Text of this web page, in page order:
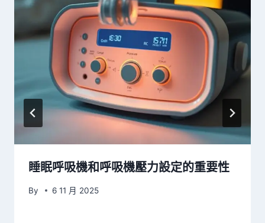
睡眠呼吸機和呼吸機壓力設定的重要性
By 6 11 月 2025